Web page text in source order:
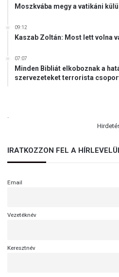
Moszkvába megy a vatikáni
09:12
Kaszab Zoltán: Most lett volna
07:07
Minden Bibliát elkoboznak a
szervezeteket terrorista
.
IRATKOZZON FEL A
Email
Vezetéknév
Keresztnév